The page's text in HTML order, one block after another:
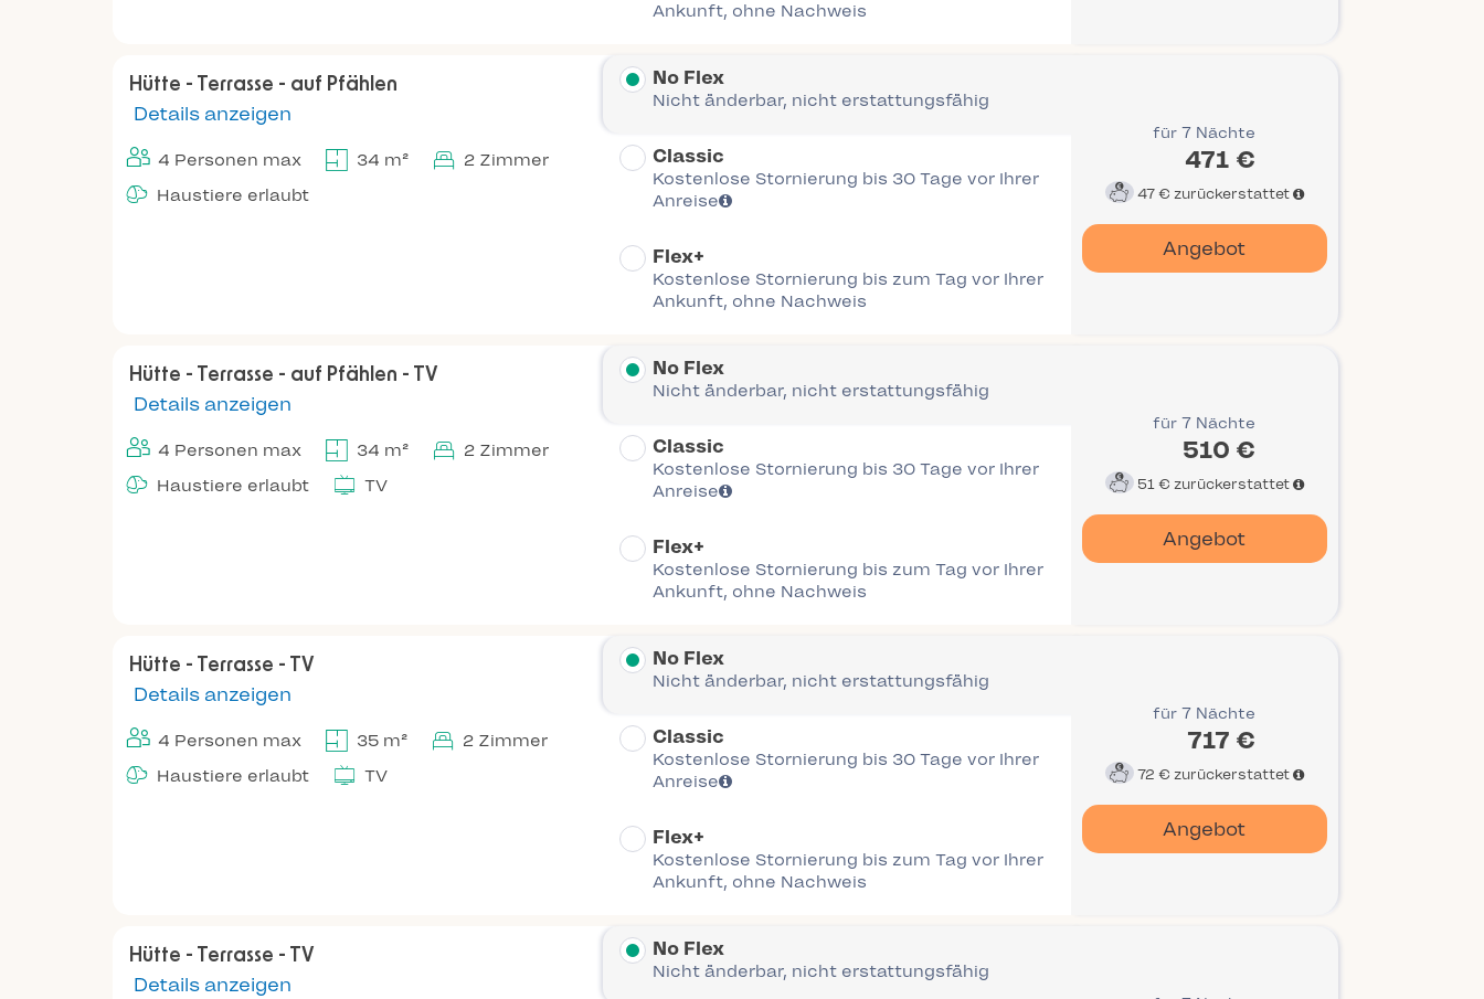
Ankunft, ohne Nachweis
Hütte - Terrasse - auf Pfählen
Details anzeigen
4 Personen max 34 m²
2 Zimmer
Haustiere erlaubt
No Flex
Nicht änderbar, nicht erstattungsfähig
Classic
Kostenlose Stornierung bis 30 Tage vor Ihrer
Anreise
Flex+
Kostenlose Stornierung bis zum Tag vor Ihrer
Ankunft, ohne Nachweis
für 7 Nächte
471 €
47 € zurückerstattet
Angebot
Hütte - Terrasse - auf Pfählen - TV
Details anzeigen
4 Personen max 34 m²
2 Zimmer
Haustiere erlaubt
TV
No Flex
Nicht änderbar, nicht erstattungsfähig
Classic
Kostenlose Stornierung bis 30 Tage vor Ihrer
Anreise
Flex+
Kostenlose Stornierung bis zum Tag vor Ihrer
Ankunft, ohne Nachweis
für 7 Nächte
510 €
51 € zurückerstattet
Angebot
Hütte - Terrasse - TV
Details anzeigen
4 Personen max 35 m²
2 Zimmer
Haustiere erlaubt
TV
No Flex
Nicht änderbar, nicht erstattungsfähig
Classic
Kostenlose Stornierung bis 30 Tage vor Ihrer
Anreise
Flex+
Kostenlose Stornierung bis zum Tag vor Ihrer
Ankunft, ohne Nachweis
für 7 Nächte
717 €
72 € zurückerstattet
Angebot
Hütte - Terrasse - TV
Details anzeigen
No Flex
Nicht änderbar, nicht erstattungsfähig